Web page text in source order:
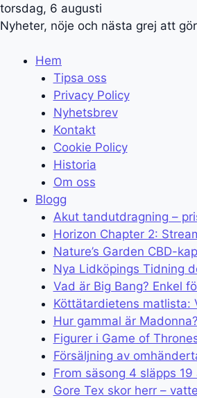
torsdag, 6 augusti
Nyheter, nöje och nästa grej att
Hem
Tipsa oss
Privacy Policy
Nyhetsbrev
Kontakt
Cookie Policy
Historia
Om oss
Blogg
Akut tandutdragning –
Horizon Chapter 2:
Nature’s Garden CBD-
Nya Lidköpings Tidning
Vad är Big Bang? Enkel
Köttätardietens matlista:
Hur gammal är
Figurer i Game of
Försäljning av
From säsong 4 släpps
Gore Tex skor herr –